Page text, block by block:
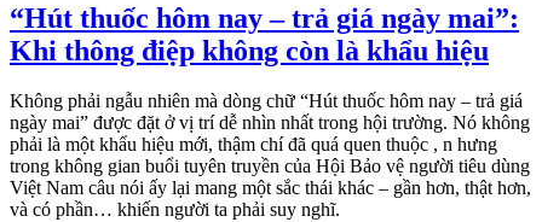
“Hút thuốc hôm nay – trả giá ngày mai”:
Khi thông điệp không còn là khẩu hiệu
Không phải ngẫu nhiên mà dòng chữ “Hút thuốc hôm nay – trả giá
ngày mai” được đặt ở vị trí dễ nhìn nhất trong hội trường. Nó không
phải là một khẩu hiệu mới, thậm chí đã quá quen thuộc , n hưng
trong không gian buổi tuyên truyền của Hội Bảo vệ người tiêu dùng
Việt Nam câu nói ấy lại mang một sắc thái khác – gần hơn, thật hơn,
và có phần… khiến người ta phải suy nghĩ.